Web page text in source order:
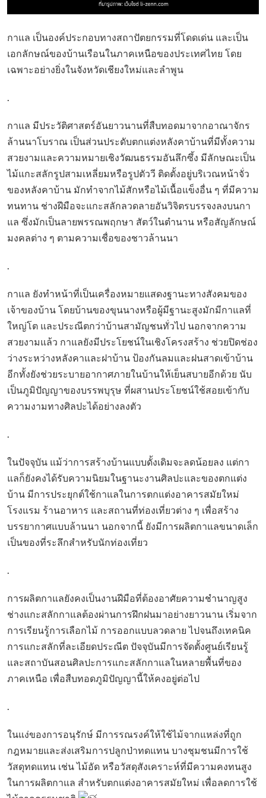
กาแล เป็นองค์ประกอบทางสถาปัตยกรรมที่โดดเด่น และเป็น
เอกลักษณ์ของบ้านเรือนในภาคเหนือของประเทศไทย โดย
เฉพาะอย่างยิ่งในจังหวัดเชียงใหม่และลำพูน
.
กาแล มีประวัติศาสตร์อันยาวนานที่สืบทอดมาจากอาณาจักร
ล้านนาโบราณ เป็นส่วนประดับตกแต่งหลังคาบ้านที่มีทั้งความ
สวยงามและความหมายเชิงวัฒนธรรมอันลึกซึ้ง มีลักษณะเป็น
ไม้แกะสลักรูปสามเหลี่ยมหรือรูปตัววี ติดตั้งอยู่บริเวณหน้าจั่ว
ของหลังคาบ้าน มักทำจากไม้สักหรือไม้เนื้อแข็งอื่น ๆ ที่มีความ
ทนทาน ช่างฝีมือจะแกะสลักลวดลายอันวิจิตรบรรจงลงบนกา
แล ซึ่งมักเป็นลายพรรณพฤกษา สัตว์ในตำนาน หรือสัญลักษณ์
มงคลต่าง ๆ ตามความเชื่อของชาวล้านนา
.
กาแล ยังทำหน้าที่เป็นเครื่องหมายแสดงฐานะทางสังคมของ
เจ้าของบ้าน โดยบ้านของขุนนางหรือผู้มีฐานะสูงมักมีกาแลที่
ใหญ่โต และประณีตกว่าบ้านสามัญชนทั่วไป นอกจากความ
สวยงามแล้ว กาแลยังมีประโยชน์ในเชิงโครงสร้าง ช่วยปิดช่อง
ว่างระหว่างหลังคาและฝาบ้าน ป้องกันลมและฝนสาดเข้าบ้าน
อีกทั้งยังช่วยระบายอากาศภายในบ้านให้เย็นสบายอีกด้วย นับ
เป็นภูมิปัญญาของบรรพบุรุษ ที่ผสานประโยชน์ใช้สอยเข้ากับ
ความงามทางศิลปะได้อย่างลงตัว
.
ในปัจจุบัน แม้ว่าการสร้างบ้านแบบดั้งเดิมจะลดน้อยลง แต่กา
แลก็ยังคงได้รับความนิยมในฐานะงานศิลปะและของตกแต่ง
บ้าน มีการประยุกต์ใช้กาแลในการตกแต่งอาคารสมัยใหม่
โรงแรม ร้านอาหาร และสถานที่ท่องเที่ยวต่าง ๆ เพื่อสร้าง
บรรยากาศแบบล้านนา นอกจากนี้ ยังมีการผลิตกาแลขนาดเล็ก
เป็นของที่ระลึกสำหรับนักท่องเที่ยว
.
การผลิตกาแลยังคงเป็นงานฝีมือที่ต้องอาศัยความชำนาญสูง
ช่างแกะสลักกาแลต้องผ่านการฝึกฝนมาอย่างยาวนาน เริ่มจาก
การเรียนรู้การเลือกไม้ การออกแบบลวดลาย ไปจนถึงเทคนิค
การแกะสลักที่ละเอียดประณีต ปัจจุบันมีการจัดตั้งศูนย์เรียนรู้
และสถาบันสอนศิลปะการแกะสลักกาแลในหลายพื้นที่ของ
ภาคเหนือ เพื่อสืบทอดภูมิปัญญานี้ให้คงอยู่ต่อไป
.
ในแง่ของการอนุรักษ์ มีการรณรงค์ให้ใช้ไม้จากแหล่งที่ถูก
กฎหมายและส่งเสริมการปลูกป่าทดแทน บางชุมชนมีการใช้
วัสดุทดแทน เช่น ไม้อัด หรือวัสดุสังเคราะห์ที่มีความคงทนสูง
ในการผลิตกาแล สำหรับตกแต่งอาคารสมัยใหม่ เพื่อลดการใช้